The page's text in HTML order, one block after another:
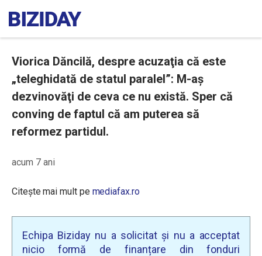
Viorica Dăncilă, despre acuzaţia că este
„teleghidată de statul paralel”: M-aş
dezvinovăţi de ceva ce nu există. Sper că
conving de faptul că am puterea să
reformez partidul.
acum 7 ani
Citește mai mult pe mediafax.ro
Echipa Biziday nu a solicitat și nu a acceptat
nicio formă de finanțare din fonduri